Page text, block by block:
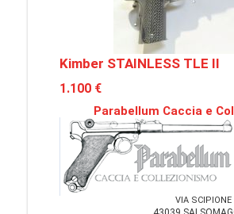
Kimber STAINLESS TLE II
1.100 €
Parabellum Caccia e
VIA